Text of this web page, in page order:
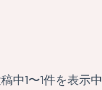
中1〜1件を表示中